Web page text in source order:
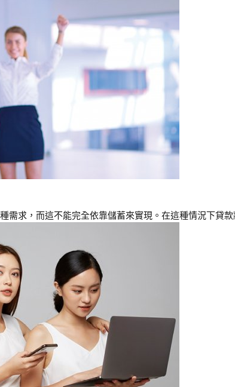
需求，而這不能完全依靠儲蓄來實現。在這種情況下貸